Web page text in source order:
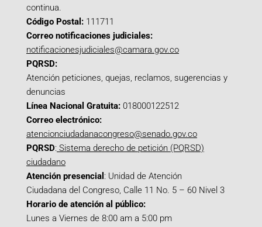
continua.
Código Postal: 111711
Correo notificaciones judiciales:
notificacionesjudiciales@camara.gov.co
PQRSD:
Atención peticiones, quejas, reclamos, sugerencias y
denuncias
Línea Nacional Gratuita: 018000122512
Correo electrónico:
atencionciudadanacongreso@senado.gov.co
PQRSD: Sistema derecho de petición (PQRSD)
ciudadano
Atención presencial : Unidad de Atención
Ciudadana del Congreso, Calle 11 No. 5 – 60 Nivel 3
Horario de atención al público:
Lunes a Viernes de 8:00 am a 5:00 pm